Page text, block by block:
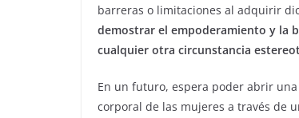
barreras o limitaciones al adquirir
demostrar el empoderamiento y la
cualquier otra circunstancia
En un futuro, espera poder abrir
corporal de las mujeres a través de